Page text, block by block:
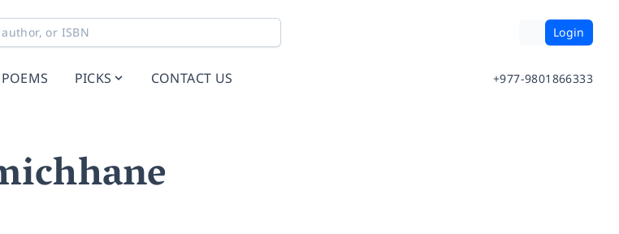
Login
POEMS PICKS CONTACT US +977-9801866333